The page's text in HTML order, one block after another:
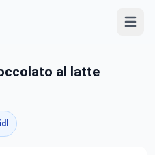
al latte